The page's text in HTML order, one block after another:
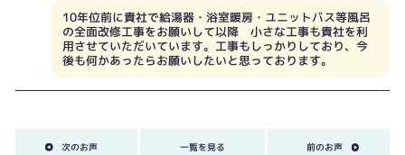
10年位前に貴社で給湯器・浴室暖房・ユニットバス等風呂
の全面改修工事をお願いして以降 小さな工事も貴社を利
用させていただいています。工事もしっかりしており、今
後も何かあったらお願いしたいと思っております。
次のお声 一覧を見る 前のお声